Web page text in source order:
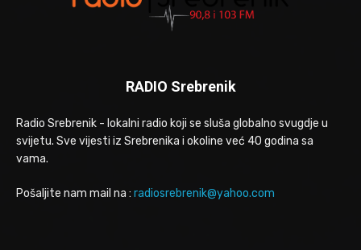
RADIO Srebrenik
Radio Srebrenik - lokalni radio koji se sluša globalno svugdje u
svijetu. Sve vijesti iz Srebrenika i okoline već 40 godina sa
vama.
Pošaljite nam mail na : radiosrebrenik@yahoo.com